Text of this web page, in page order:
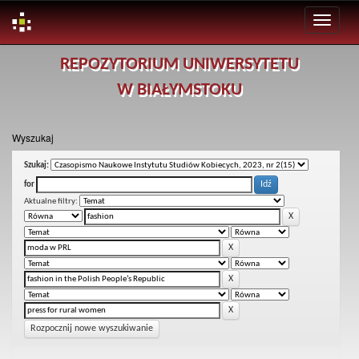
REPOZYTORIUM UNIWERSYTETU
W BIAŁYMSTOKU
Wyszukaj
Szukaj:
for
Aktualne filtry:
Rozpocznij nowe wyszukiwanie